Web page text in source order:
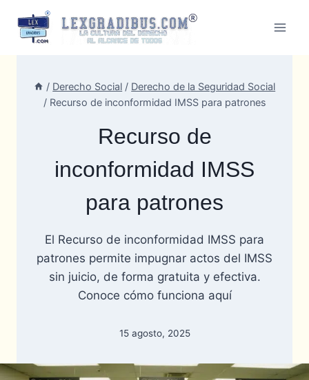
content
/ Derecho Social / Derecho de la Seguridad Social
/ Recurso de inconformidad IMSS para patrones
Recurso de
inconformidad IMSS
para patrones
El Recurso de inconformidad IMSS para
patrones permite impugnar actos del IMSS
sin juicio, de forma gratuita y efectiva.
Conoce cómo funciona aquí
15 agosto, 2025